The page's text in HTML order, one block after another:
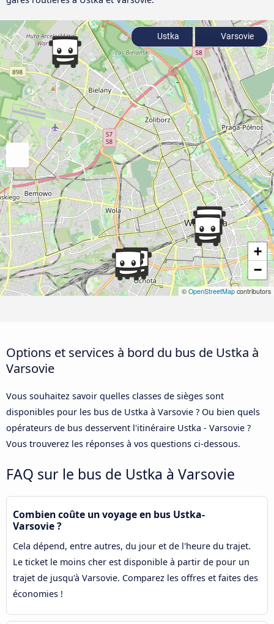
+
−
© OpenStreetMap contributors
Ustka Varsovie
Options et services à bord du bus de Ustka à
Varsovie
Vous souhaitez savoir quelles classes de sièges sont
disponibles pour les bus de Ustka à Varsovie ? Ou bien quels
opérateurs de bus desservent l'itinéraire Ustka - Varsovie ?
Vous trouverez les réponses à vos questions ci-dessous.
FAQ sur le bus de Ustka à Varsovie
Combien coûte un voyage en bus Ustka-
Varsovie ?
Cela dépend, entre autres, du jour et de l'heure du trajet.
Le ticket le moins cher est disponible à partir de pour un
trajet de jusqu'à Varsovie. Comparez les offres et faites des
économies !